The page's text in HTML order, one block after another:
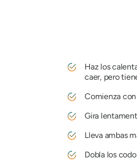
Haz los
caer, pero
Comienza con
Gira
Lleva ambas
Dobla los